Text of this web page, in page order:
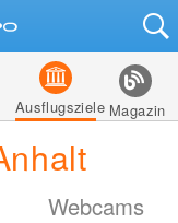
Ausflugsziele Magazin
Webcams